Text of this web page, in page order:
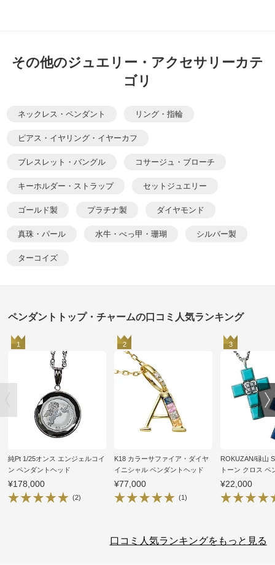
その他のジュエリー・アクセサリーカテ
ゴリ
ネックレス・ペンダント リング・指輪
ピアス・イヤリング・イヤーカフ
ブレスレット・バングル コサージュ・ブローチ
キーホルダー・ストラップ セットジュエリー
ゴールド製 プラチナ製 ダイヤモンド
真珠・パール 水牛・べっ甲・珊瑚 シルバー製
ターコイズ
ペンダントトップ・チャームの口コミ人気ランキング
1
純Pt 1/25オンス エンジェルコイ
ン ペンダントヘッド
¥178,000
(2)
2
K18 カラーサファイア・ダイヤ
イニシャル ペンダントヘッド
¥77,000
(1)
3
ROKUZAN/碌山
トーン クロス ペ
ド
¥22,000
口コミ人気ランキングをもっと見る